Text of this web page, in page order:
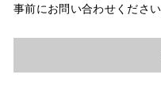
事前にお問い合わせくださ